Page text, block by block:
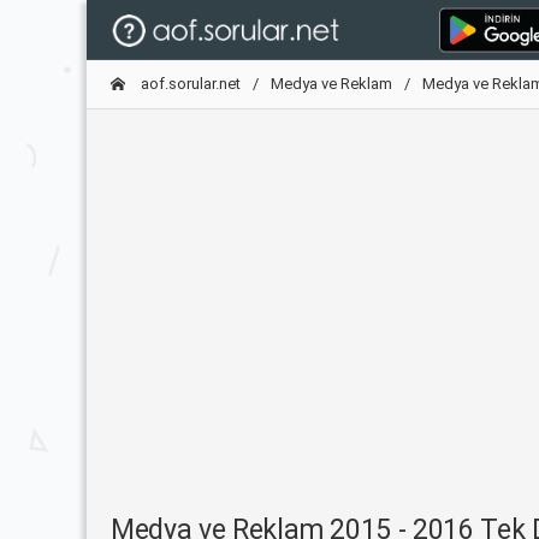
aof.sorular.net Medya ve Reklam Medya ve
Medya ve Reklam 2015 - 2016 Tek